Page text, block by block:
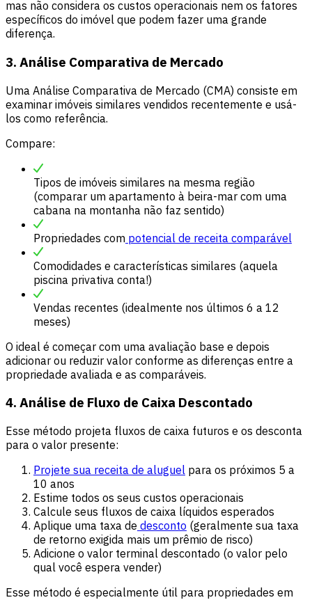
mas não considera os custos operacionais nem os fatores
específicos do imóvel que podem fazer uma grande
diferença.
3. Análise Comparativa de Mercado
Uma Análise Comparativa de Mercado (CMA) consiste em
examinar imóveis similares vendidos recentemente e usá-
los como referência.
Compare:
Tipos de imóveis similares na mesma região
(comparar um apartamento à beira-mar com uma
cabana na montanha não faz sentido)
Propriedades com potencial de receita comparável
Comodidades e características similares (aquela
piscina privativa conta!)
Vendas recentes (idealmente nos últimos 6 a 12
meses)
O ideal é começar com uma avaliação base e depois
adicionar ou reduzir valor conforme as diferenças entre a
propriedade avaliada e as comparáveis.
4. Análise de Fluxo de Caixa Descontado
Esse método projeta fluxos de caixa futuros e os desconta
para o valor presente:
Projete sua receita de aluguel para os próximos 5 a
10 anos
Estime todos os seus custos operacionais
Calcule seus fluxos de caixa líquidos esperados
Aplique uma taxa de desconto (geralmente sua taxa
de retorno exigida mais um prêmio de risco)
Adicione o valor terminal descontado (o valor pelo
qual você espera vender)
Esse método é especialmente útil para propriedades em